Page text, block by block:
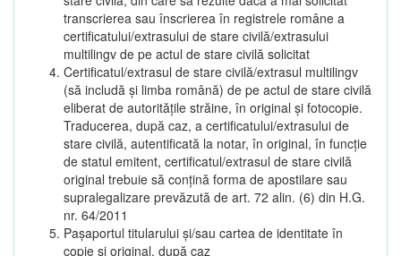
transcrierea sau înscrierea în registrele române a
certificatului/extrasului de stare civilă/extrasului
multilingv de pe actul de stare civilă solicitat
Certificatul/extrasul de stare civilă/extrasul multilingv
(să includă și limba română) de pe actul de stare civilă
eliberat de autoritățile străine, în original și fotocopie.
Traducerea, după caz, a certificatului/extrasului de
stare civilă, autentificată la notar, în original, în funcție
de statul emitent, certificatul/extrasul de stare civilă
original trebuie să conțină forma de apostilare sau
supralegalizare prevăzută de art. 72 alin. (6) din H.G.
nr. 64/2011
Pașaportul titularului și/sau cartea de identitate în
copie și original, după caz